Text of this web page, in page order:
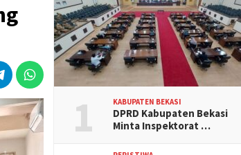
1 KABUPATEN BEKASI
DPRD Kabupaten Bekasi
Minta Inspektorat …